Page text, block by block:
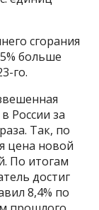
сгорания
больше
го.
России за
Так, по
цена новой
По итогам
достиг
8,4% по